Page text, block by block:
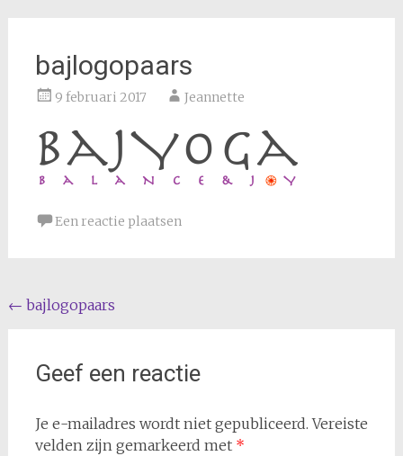
bajlogopaars
9 februari 2017 Jeannette
Een reactie plaatsen
Bericht
← bajlogopaars
Geef een reactie
Je e-mailadres wordt niet gepubliceerd. Vereiste
velden zijn gemarkeerd met *